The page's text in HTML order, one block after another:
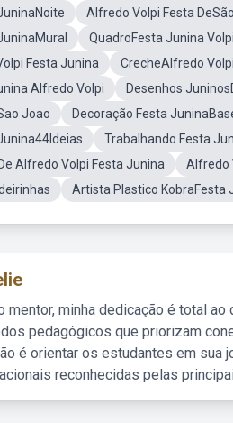
Alfredo Volpi Festa
QuadroFesta Junina Volpi
Festa Junina
CrecheAlfredo Volpi
Alfredo Volpi
Desenhos
Joao
Decoração Festa
Trabalhando Festa
Alfredo Volpi Festa Junina
Alfredo
Artista Plastico KobraFesta
mentor, minha dedicação é total
pedagógicos que priorizam
é orientar os estudantes em sua
reconhecidas pelas